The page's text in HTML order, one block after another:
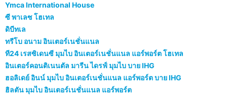
Ymca International House
ซี พาเลซ โฮเทล
ดิบีทเล
ทรีโบ อนาม อินเตอร์เนชั่นแนล
ที24 เรสซิเดนซี มุมไบ อินเตอร์เนชั่นแนล แอร์พอร์ต โฮเทล
อินเตอร์คอนติเนนตัล มารีน ไดรฟ์ มุมไบ บาย IHG
ฮอลิเดย์ อินน์ มุมไบ อินเตอร์เนชั่นแนล แอร์พอร์ต บาย IHG
ฮิลตัน มุมไบ อินเตอร์เนชั่นแนล แอร์พอร์ต